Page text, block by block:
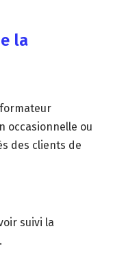
la
occasionnelle ou
des clients de
suivi la